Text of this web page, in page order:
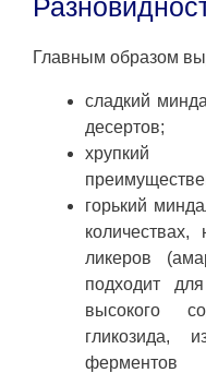
Главным образом
сладкий
десертов;
хрупкий
горький
ликеров
подходит
высокого
гликозида,
ферментов